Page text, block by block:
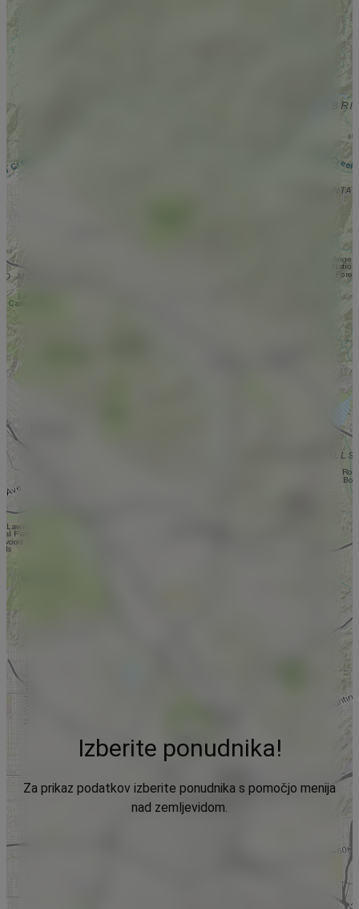
Izberite ponudnika!
Za prikaz podatkov izberite ponudnika s pomočjo menija
nad zemljevidom.